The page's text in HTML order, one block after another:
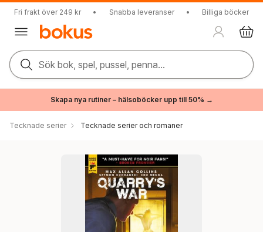
Fri frakt över 249 kr • Snabba leveranser • Billiga böcker
Sök bok, spel, pussel, penna...
Skapa nya rutiner – hälsoböcker upp till 50% →
Tecknade serier Tecknade serier och romaner